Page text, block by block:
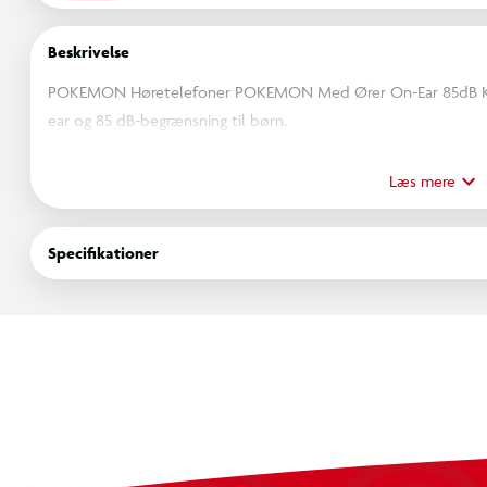
Beskrivelse
POKEMON Høretelefoner POKEMON Med Ører On-Ear
ear og 85 dB-begrænsning til børn.
3,5 mm universel jackstik.
Justerbar polstret hovedbøjle.
Blød polstring for komfort.
Høretelefonerne har en justerbar polstret hovedbøjle og
Læs mere
Specifikationer